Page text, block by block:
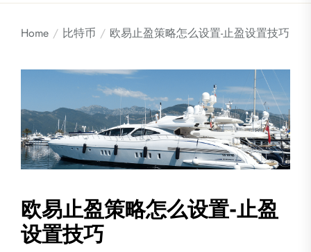
Home 比特币 欧易止盈策略怎么设置-止盈设置技巧
欧易止盈策略怎么设置-止盈
设置技巧